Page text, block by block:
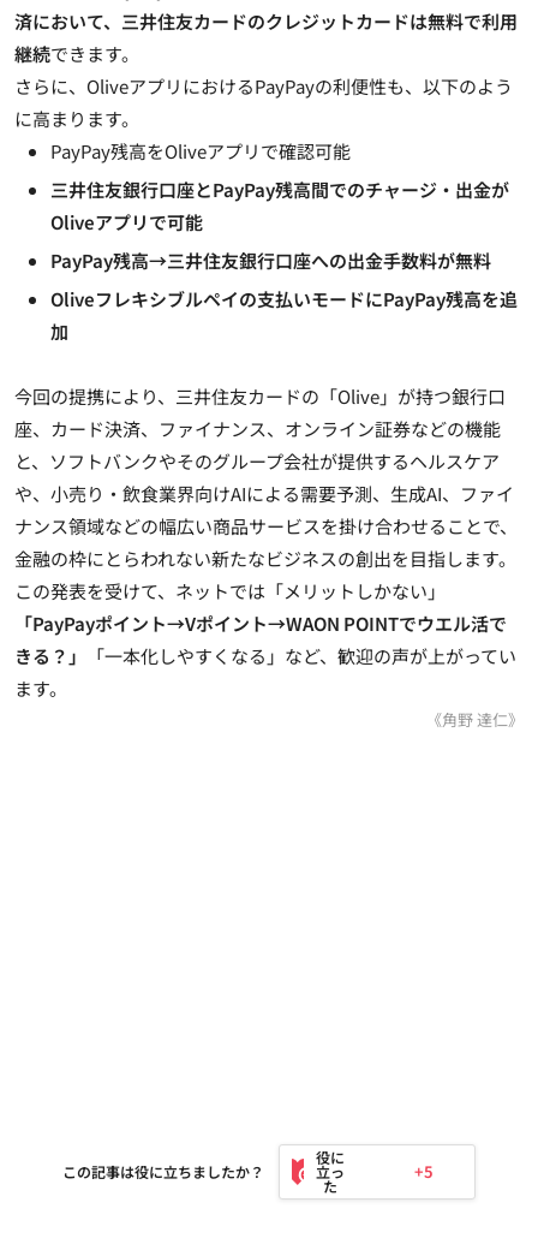
済において、三井住友カードのクレジットカードは無料で利用
継続できます。
さらに、OliveアプリにおけるPayPayの利便性も、以下のよう
に高まります。
PayPay残高をOliveアプリで確認可能
三井住友銀行口座とPayPay残高間でのチャージ・出金が
Oliveアプリで可能
PayPay残高→三井住友銀行口座への出金手数料が無料
Oliveフレキシブルペイの支払いモードにPayPay残高を追
加
今回の提携により、三井住友カードの「Olive」が持つ銀行口
座、カード決済、ファイナンス、オンライン証券などの機能
と、ソフトバンクやそのグループ会社が提供するヘルスケア
や、小売り・飲食業界向けAIによる需要予測、生成AI、ファイ
ナンス領域などの幅広い商品サービスを掛け合わせることで、
金融の枠にとらわれない新たなビジネスの創出を目指します。
この発表を受けて、ネットでは「メリットしかない」
「PayPayポイント→Vポイント→WAON POINTでウエル活で
きる？」
「一本化しやすくなる」など、歓迎の声が上がってい
ます。
《角野 達仁》
この記事は役に立ちましたか？ +5